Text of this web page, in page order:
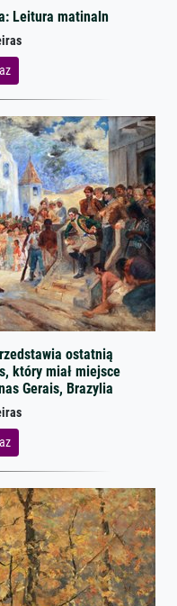
Leitura matinaln
ostatnią
który miał miejsce
Gerais, Brazylia